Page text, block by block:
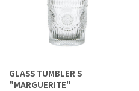
GLASS TUMBLER S
"MARGUERITE"